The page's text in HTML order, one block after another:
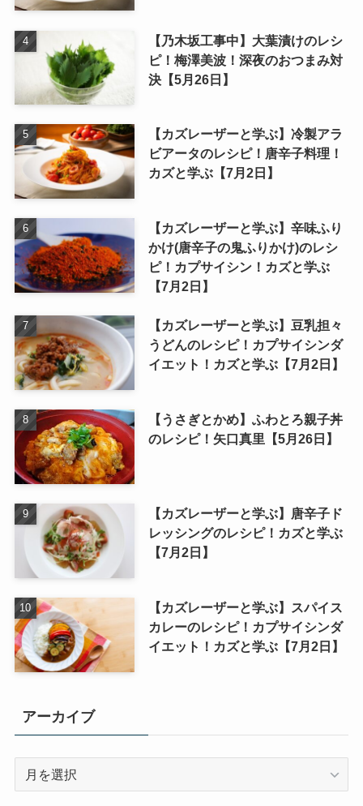
【乃木坂工事中】大葉漬けのレシ
ピ！梅澤美波！深夜のおつまみ対
決【5月26日】
【カズレーザーと学ぶ】冷製アラ
ビアータのレシピ！唐辛子料理！
カズと学ぶ【7月2日】
【カズレーザーと学ぶ】辛味ふり
かけ(唐辛子の鬼ふりかけ)のレシ
ピ！カプサイシン！カズと学ぶ
【7月2日】
【カズレーザーと学ぶ】豆乳担々
うどんのレシピ！カプサイシンダ
イエット！カズと学ぶ【7月2日】
【うさぎとかめ】ふわとろ親子丼
のレシピ！矢口真里【5月26日】
【カズレーザーと学ぶ】唐辛子ド
レッシングのレシピ！カズと学ぶ
【7月2日】
【カズレーザーと学ぶ】スパイス
カレーのレシピ！カプサイシンダ
イエット！カズと学ぶ【7月2日】
アーカイブ